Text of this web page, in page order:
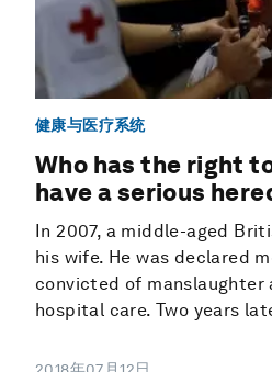
健康与医疗系统
Who has the right
have a serious
In 2007, a middle-aged
his wife. He was declared
convicted of manslaughter
hospital care. Two years